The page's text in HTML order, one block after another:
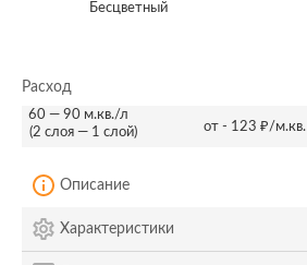
Бесцветный
Расход
60 — 90 м.кв./л
(2 слоя — 1 слой)
от - 123 ₽/м.кв.
Описание
Характеристики